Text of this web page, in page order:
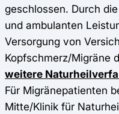
geschlossen. Durch
und ambulanten
Versorgung von
Kopfschmerz/Migräne
weitere
Für Migränepatienten
Mitte/Klinik für